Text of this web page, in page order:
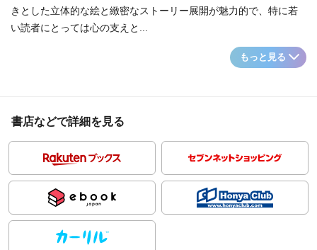
きとした立体的な絵と緻密なストーリー展開が魅力的で、特に若
い読者にとっては心の支えと...
もっと見る
書店などで詳細を見る